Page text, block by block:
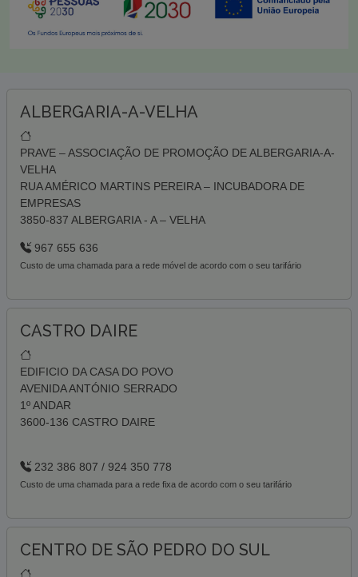
ALBERGARIA-A-VELHA
PRAVE – ASSOCIAÇÃO DE PROMOÇÃO DE ALBERGARIA-A-
VELHA
RUA AMÉRICO MARTINS PEREIRA – INCUBADORA DE
EMPRESAS
3850-837 ALBERGARIA - A – VELHA
967 655 636
Custo de uma chamada para a rede móvel de acordo com o seu tarifário
CASTRO DAIRE
EDIFICIO DA CASA DO POVO
AVENIDA ANTÓNIO SERRADO
1º ANDAR
3600-136 CASTRO DAIRE
232 386 807 / 924 350 778
Custo de uma chamada para a rede fixa de acordo com o seu tarifário
CENTRO DE SÃO PEDRO DO SUL